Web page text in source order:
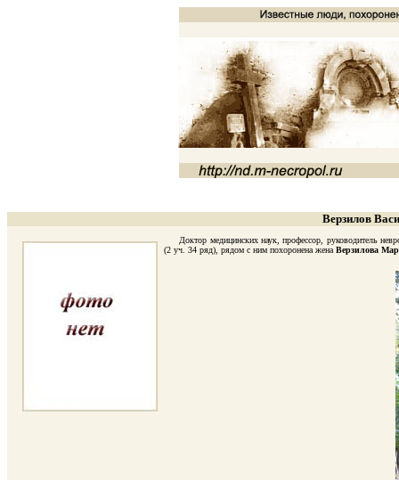
Верзилов
Доктор медицинских наук, профессор, руководитель
(2 уч. 34 ряд), рядом с ним похоронена жена Верзилова